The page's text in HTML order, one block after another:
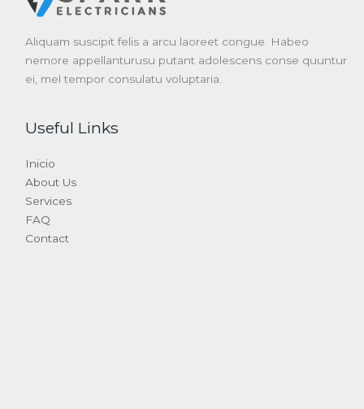
Aliquam suscipit felis a arcu laoreet congue. Habeo
nemore appellanturusu putant adolescens conse quuntur
ei, mel tempor consulatu voluptaria.
Useful Links
Inicio
About Us
Services
FAQ
Contact